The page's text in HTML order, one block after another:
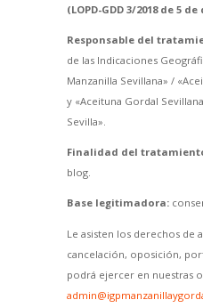
(LOPD-GDD 3/2018 de 5
Responsable del
de las Indicaciones
Manzanilla Sevillana» /
y «Aceituna Gordal
Sevilla».
Finalidad del
blog.
Base legitimadora:
Le asisten los derechos de
cancelación, oposición,
podrá ejercer en nuestras